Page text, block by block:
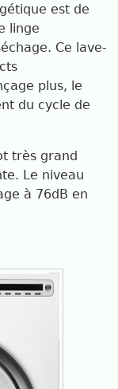
est de
linge
Ce lave-
plus, le
du cycle de
très grand
Le niveau
à 76dB en